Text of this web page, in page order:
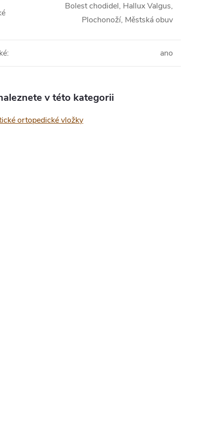
Bolest chodidel, Hallux Valgus,
Plochonoží, Městská obuv
: ano
v této kategorii
ortopedické vložky